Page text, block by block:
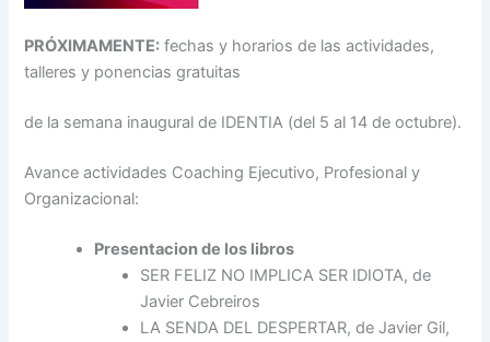
PRÓXIMAMENTE: fechas y horarios de las actividades,
talleres y ponencias gratuitas
de la semana inaugural de IDENTIA (del 5 al 14 de octubre).
Avance actividades Coaching Ejecutivo, Profesional y
Organizacional:
Presentacion de los libros
SER FELIZ NO IMPLICA SER IDIOTA, de
Javier Cebreiros
LA SENDA DEL DESPERTAR, de Javier Gil,